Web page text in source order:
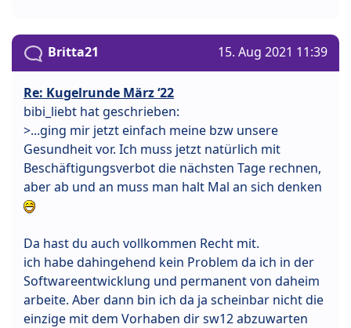
Britta21 15. Aug 2021 11:39
Re: Kugelrunde März ‘22
bibi_liebt hat geschrieben:
>...ging mir jetzt einfach meine bzw unsere
Gesundheit vor. Ich muss jetzt natürlich mit
Beschäftigungsverbot die nächsten Tage rechnen,
aber ab und an muss man halt Mal an sich denken
Da hast du auch vollkommen Recht mit.
ich habe dahingehend kein Problem da ich in der
Softwareentwicklung und permanent von daheim
arbeite. Aber dann bin ich da ja scheinbar nicht die
einzige mit dem Vorhaben dir sw12 abzuwarten